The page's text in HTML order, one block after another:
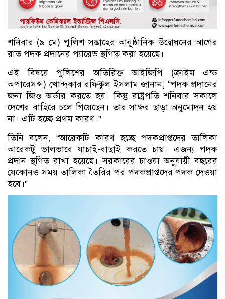
শনিবার (৯ মে) পুলিশ সপ্তাহের আনুষ্ঠানিক উদ্বোধনের আগের
রাত পদক প্রদা‌নের প‌্যা‌রেড স্থগিত করা হ‌য়ে‌ছে।
এই বিষ‌য়ে পু‌লি‌শের অ‌তি‌রিক্ত আইজি‌পি (ক্রাইম এন্ড
অপা‌রেসন্স) খোন্দকার র‌ফিকুল ইসলাম জানান, “পদক প্রদা‌নের
জন্য জিও অর্ডার কর‌তে হয়। কিন্তু রাষ্ট্রপ‌তি শ‌নিবার সকা‌লে
‌দে‌শের বা‌হি‌রে চ‌লে গি‌য়ে‌ছেন। তার সাক্ষর ছাড়া অনু‌মোদন হয়
না। এটি হ‌চ্ছে প্রথম কারণ।”
তি‌নি ব‌লেন, “আরেক‌টি কারণ হ‌চ্ছে পদকপ্রাপ্ত‌দের তা‌লিকা
আরেকটু ভালভা‌বে যাচাই-বাছাই কর‌তে চায়। এজন‌্য পদক
প্রদা‌ন স্থ‌গিত রাখা হ‌য়ে‌ছে। সরকারের চাওয়া অনুযায়ী বছ‌রের
যেকো‌নও সময় তা‌লিকা তৈ‌রির পর পদকপ্রাপ্ত‌দের পদক দেওয়া
হ‌বে।”